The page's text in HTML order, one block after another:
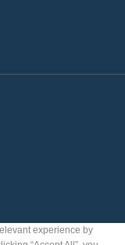
experience by